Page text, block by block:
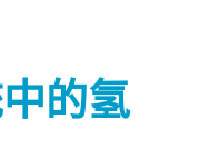
的氢